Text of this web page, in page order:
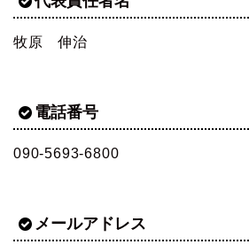
牧原 伸治
電話番号
090-5693-6800
メールアドレス